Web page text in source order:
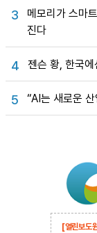
3
메모리가 스마
진다
4 젠슨 황, 한국
5 “AI는 새로운
[열린보도